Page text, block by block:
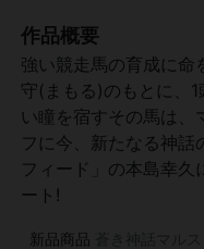
作品概要
強い競走馬の育成に命
守(まもる)のもとに、
い瞳を宿すその馬は
フに今、新たなる神
フィード」の本島幸
ート!
新品商品